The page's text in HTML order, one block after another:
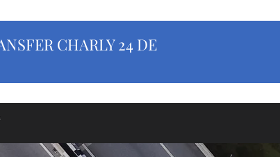
CHARLY 24 DE